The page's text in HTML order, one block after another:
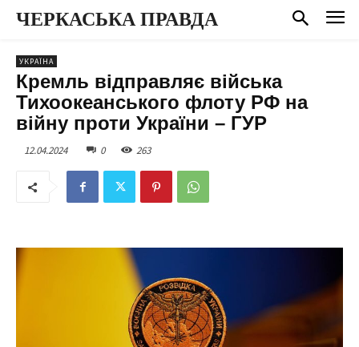
ЧЕРКАСЬКА ПРАВДА
УКРАЇНА
Кремль відправляє війська
Тихоокеанського флоту РФ на
війну проти України – ГУР
12.04.2024 0 263